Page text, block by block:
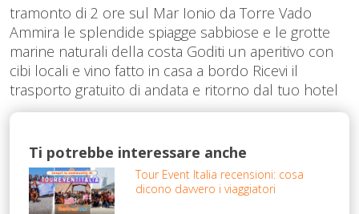
tramonto di 2 ore sul Mar Ionio da Torre Vado
Ammira le splendide spiagge sabbiose e le grotte
marine naturali della costa Goditi un aperitivo con
cibi locali e vino fatto in casa a bordo Ricevi il
trasporto gratuito di andata e ritorno dal tuo hotel
Ti potrebbe interessare anche
Tour Event Italia recensioni: cosa
dicono davvero i viaggiatori